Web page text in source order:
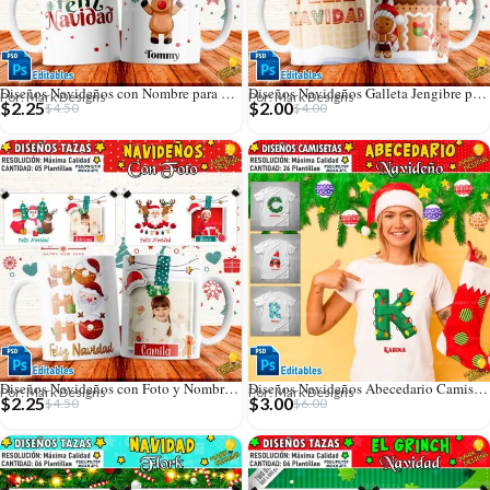
Diseños Navideños con Nombre para Tazas
Por: Mark Designs
$4.50
$2.25
Diseños Navideños Galleta Jengibre para Tazas
Por: Mark Designs
$4.00
$2.00
Diseños Navideños con Foto y Nombre Personalizado
Por: Mark Designs
$4.50
$2.25
Diseños Navideños Abecedario Camisetas
Por: Mark Designs
$6.00
$3.00